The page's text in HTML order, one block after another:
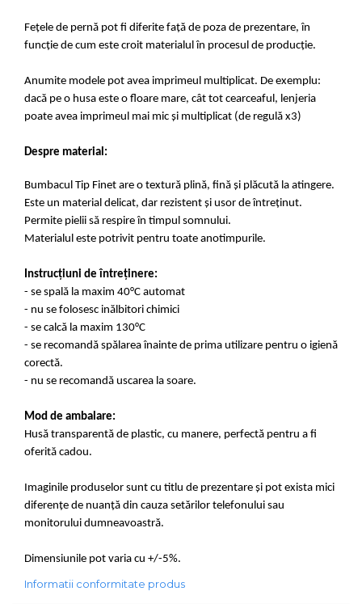
Fețele de pernă pot fi diferite față de poza de prezentare, în
funcție de cum este croit materialul în procesul de producție.
Anumite modele pot avea imprimeul multiplicat. De exemplu:
dacă pe o husa este o floare mare, cât tot cearceaful, lenjeria
poate avea imprimeul mai mic și multiplicat (de regulă x3)
Despre material:
Bumbacul Tip Finet are o textură plină, fină și plăcută la atingere.
Este un material delicat, dar rezistent și usor de întreținut.
Permite pielii să respire în timpul somnului.
Materialul este potrivit pentru toate anotimpurile.
Instrucțiuni de întreținere:
- se spală la maxim 40°C automat
- nu se folosesc inălbitori chimici
- se calcă la maxim 130°C
- se recomandă spălarea înainte de prima utilizare pentru o igienă
corectă.
- nu se recomandă uscarea la soare.
Mod de ambalare:
Husă transparentă de plastic, cu manere, perfectă pentru a fi
oferită cadou.
Imaginile produselor sunt cu titlu de prezentare și pot exista mici
diferențe de nuanță din cauza setărilor telefonului sau
monitorului dumneavoastră.
Dimensiunile pot varia cu +/-5%.
Informatii conformitate produs